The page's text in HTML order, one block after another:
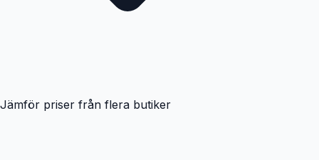
Jämför priser från flera butiker